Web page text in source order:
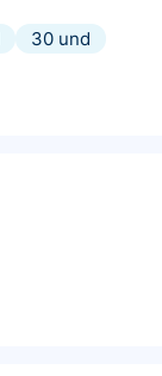
30 und